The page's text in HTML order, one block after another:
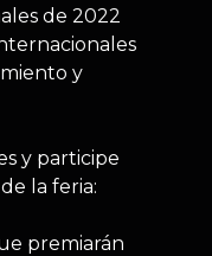
de 2022
y
y participe
la feria:
premiarán